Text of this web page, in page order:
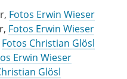
Fotos Erwin Wieser
Fotos Erwin Wieser
Fotos Christian Glösl
Erwin Wieser
Glösl